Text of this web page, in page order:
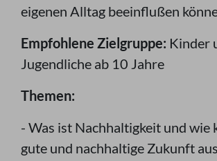
eigenen Alltag beeinflußen
Empfohlene Zielgruppe: Kinder
Jugendliche ab 10 Jahre
Themen:
- Was ist Nachhaltigkeit und wie
gute und nachhaltige Zukunft